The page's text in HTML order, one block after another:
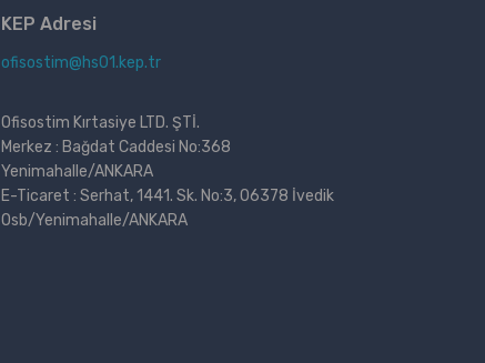
KEP Adresi
ofisostim@hs01.kep.tr
Ofisostim Kırtasiye LTD. ŞTİ.
Merkez : Bağdat Caddesi No:368
Yenimahalle/ANKARA
E-Ticaret : Serhat, 1441. Sk. No:3, 06378 İvedik
Osb/Yenimahalle/ANKARA